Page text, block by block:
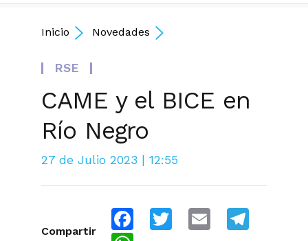
Inicio Novedades
RSE
CAME y el BICE en
Río Negro
27 de Julio 2023 | 12:55
Compartir
FacebookTwitter Email